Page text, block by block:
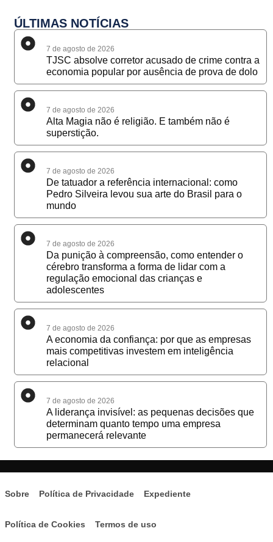
ÚLTIMAS NOTÍCIAS
7 de agosto de 2026
TJSC absolve corretor acusado de crime contra a
economia popular por ausência de prova de dolo
7 de agosto de 2026
Alta Magia não é religião. E também não é
superstição.
7 de agosto de 2026
De tatuador a referência internacional: como
Pedro Silveira levou sua arte do Brasil para o
mundo
7 de agosto de 2026
Da punição à compreensão, como entender o
cérebro transforma a forma de lidar com a
regulação emocional das crianças e
adolescentes
7 de agosto de 2026
A economia da confiança: por que as empresas
mais competitivas investem em inteligência
relacional
7 de agosto de 2026
A liderança invisível: as pequenas decisões que
determinam quanto tempo uma empresa
permanecerá relevante
Sobre Política de Privacidade Expediente
Política de Cookies Termos de uso